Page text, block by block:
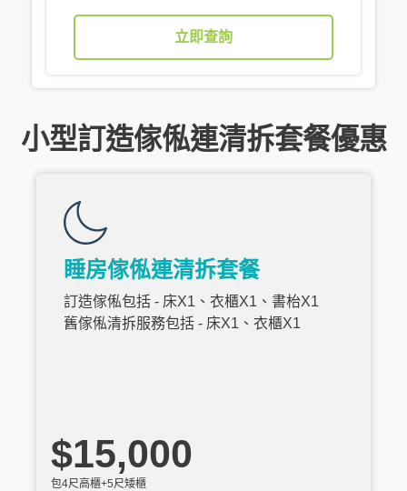
立即查詢
小型訂造傢俬連清拆套餐優惠
睡房傢俬連清拆套餐
訂造傢俬包括 - 床X1、衣櫃X1、書枱X1
舊傢俬清拆服務包括 - 床X1、衣櫃X1
$15,000
包4尺高櫃+5尺矮櫃